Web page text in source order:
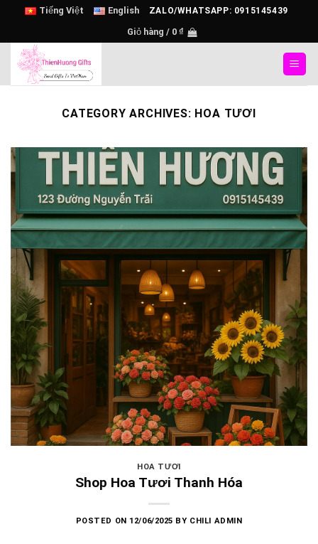
content
Tiếng Việt English ZALO/WHATSAPP: 0915145439
Giỏ hàng / 0 ₫
CATEGORY ARCHIVES: HOA TƯƠI
HOA TƯƠI
Shop Hoa Tươi Thanh Hóa
POSTED ON 12/06/2025 BY CHILI ADMIN